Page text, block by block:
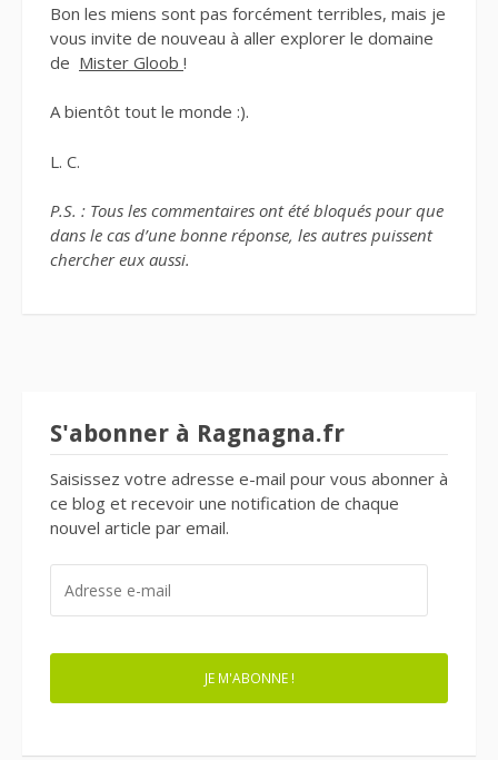
Bon les miens sont pas forcément terribles, mais je
vous invite de nouveau à aller explorer le domaine
de Mister Gloob !
A bientôt tout le monde :).
L. C.
P.S. : Tous les commentaires ont été bloqués pour que
dans le cas d’une bonne réponse, les autres puissent
chercher eux aussi.
S'abonner à Ragnagna.fr
Saisissez votre adresse e-mail pour vous abonner à
ce blog et recevoir une notification de chaque
nouvel article par email.
MAIL
JE M'ABONNE !